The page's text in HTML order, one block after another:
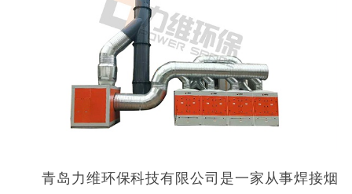
青岛力维环保科技有限公司是一家从事焊接烟